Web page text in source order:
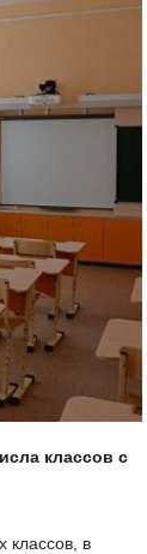
классов с
классов, в